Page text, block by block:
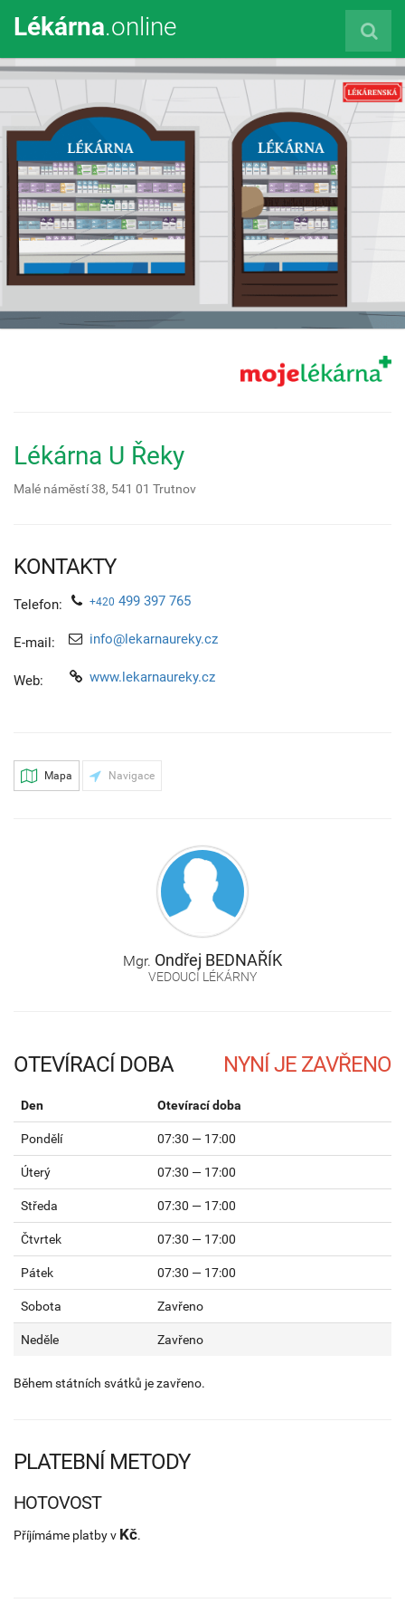
Lékárna.online
Lékárna U Řeky
Malé náměstí 38, 541 01 Trutnov
KONTAKTY
Telefon: +420 499 397 765
E-mail: info@lekarnaureky.cz
Web: www.lekarnaureky.cz
Mapa Navigace
Mgr. Ondřej BEDNAŘÍK
VEDOUCÍ LÉKÁRNY
OTEVÍRACÍ DOBA
Den Otevírací doba
Pondělí 07:30 — 17:00
Úterý 07:30 — 17:00
Středa 07:30 — 17:00
Čtvrtek 07:30 — 17:00
Pátek 07:30 — 17:00
Sobota Zavřeno
Neděle Zavřeno
Během státních svátků je zavřeno.
PLATEBNÍ METODY
HOTOVOST
Příjímáme platby v Kč.